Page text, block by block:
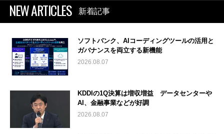
NEW ARTICLES 新着記事
ソフトバンク、AIコーディングツールの活用と
ガバナンスを両立する新機能
2026.08.07
KDDIの1Q決算は増収増益 データセンターや
AI、金融事業などが好調
2026.08.07